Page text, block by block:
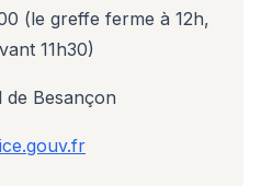
(le greffe ferme à 12h,
11h30)
Besançon